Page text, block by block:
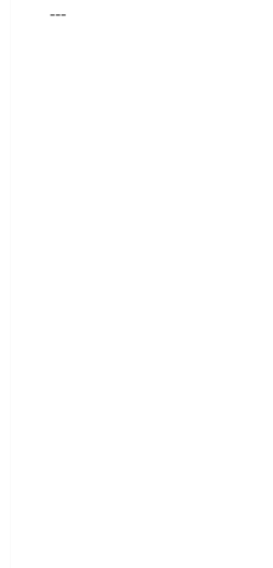
---